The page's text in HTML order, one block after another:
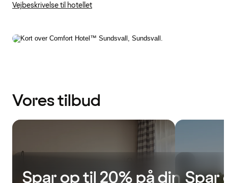
Vejbeskrivelse til hotellet
Vores tilbud
Spar op til 20% på din Spar